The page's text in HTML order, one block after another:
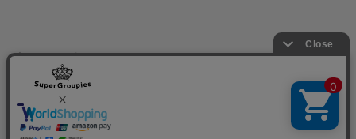
プライバシーポリシー
特定取引に関する法律
会社情報/採用情報